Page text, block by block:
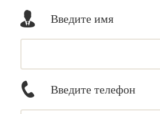
Введите имя
Введите телефон